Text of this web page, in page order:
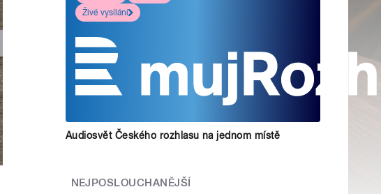
Živé vysílání
Audiosvět Českého rozhlasu na jednom místě
NEJPOSLOUCHANĚJŠÍ